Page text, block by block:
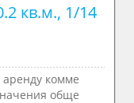
кв.м., 1/14
комме
обще